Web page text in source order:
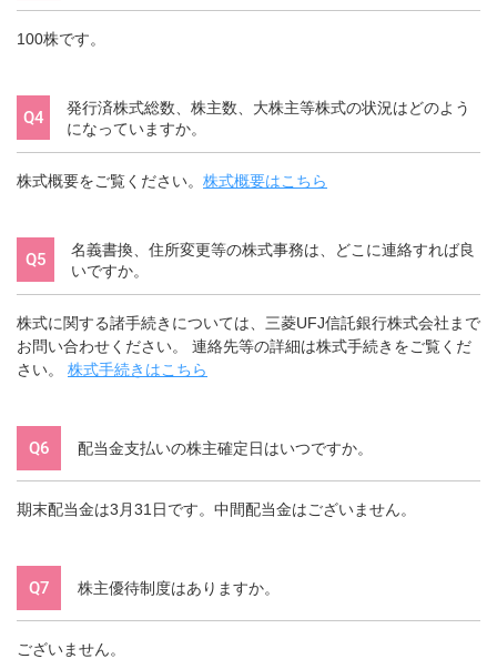
100株です。
Q4
発行済株式総数、株主数、大株主等株式の状況はどのよう
になっていますか。
株式概要をご覧ください。 株式概要はこちら
Q5
名義書換、住所変更等の株式事務は、どこに連絡すれば良
いですか。
株式に関する諸手続きについては、三菱UFJ信託銀行株式会社まで
お問い合わせください。 連絡先等の詳細は株式手続きをご覧くだ
さい。 株式手続きはこちら
Q6 配当金支払いの株主確定日はいつですか。
期末配当金は3月31日です。中間配当金はございません。
Q7 株主優待制度はありますか。
ございません。